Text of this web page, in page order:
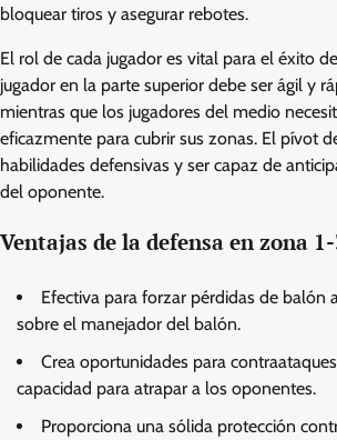
bloquear tiros y asegurar rebotes.
El rol de cada jugador es vital para el éxito
jugador en la parte superior debe ser ágil y
mientras que los jugadores del medio
eficazmente para cubrir sus zonas. El pívot
habilidades defensivas y ser capaz de
del oponente.
Ventajas de la defensa en zona
Efectiva para forzar pérdidas de balón
sobre el manejador del balón.
Crea oportunidades para
capacidad para atrapar a los oponentes.
Proporciona una sólida protección